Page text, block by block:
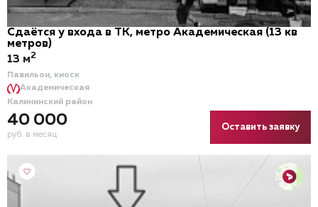
Сдаётся у входа в ТК, метро Академическая (13 кв
метров)
Павильон, киоск
Академическая
Калининский район
40 000
руб. в месяц
13 м2
Оставить заявку